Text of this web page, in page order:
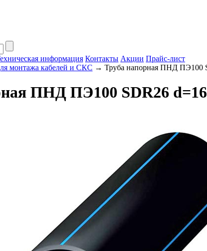
информация Контакты Акции Прайс-лист
монтажа кабелей и СКС → Труба напорная ПНД ПЭ100
ПНД ПЭ100 SDR26